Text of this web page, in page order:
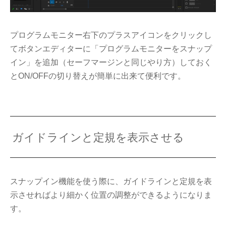
プログラムモニター右下のプラスアイコンをクリックし
てボタンエディターに「プログラムモニターをスナップ
イン」を追加（セーフマージンと同じやり方）しておく
とON/OFFの切り替えが簡単に出来て便利です。
ガイドラインと定規を表示させる
スナップイン機能を使う際に、ガイドラインと定規を表
示させればより細かく位置の調整ができるようになりま
す。